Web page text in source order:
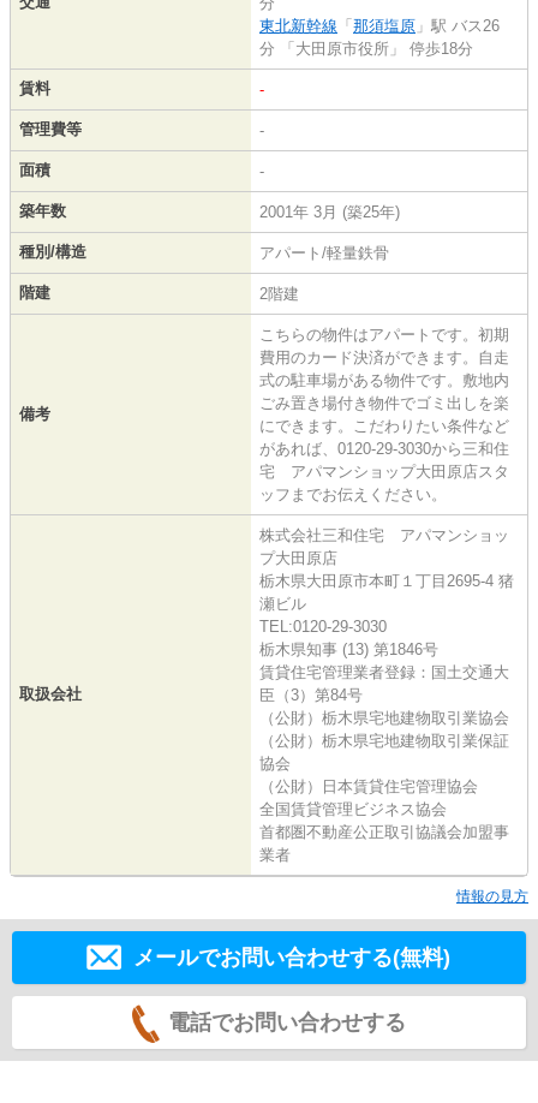
東北新幹線 「 那須塩原 」駅 バス26
分 「大田原市役所」 停歩18分
賃料 -
管理費等 -
面積 -
築年数 2001年 3月 (築25年)
種別/構造 アパート/軽量鉄骨
階建 2階建
備考
こちらの物件はアパートです。初期
費用のカード決済ができます。自走
式の駐車場がある物件です。敷地内
ごみ置き場付き物件でゴミ出しを楽
にできます。こだわりたい条件など
があれば、0120-29-3030から三和住
宅 アパマンショップ大田原店スタ
ッフまでお伝えください。
取扱会社
株式会社三和住宅 アパマンショッ
プ大田原店
栃木県大田原市本町１丁目2695-4 猪
瀬ビル
TEL:0120-29-3030
栃木県知事 (13) 第1846号
賃貸住宅管理業者登録：国土交通大
臣（3）第84号
（公財）栃木県宅地建物取引業協会
（公財）栃木県宅地建物取引業保証
協会
（公財）日本賃貸住宅管理協会
全国賃貸管理ビジネス協会
首都圏不動産公正取引協議会加盟事
業者
情報の見方
メールでお問い合わせする(無料)
電話でお問い合わせする